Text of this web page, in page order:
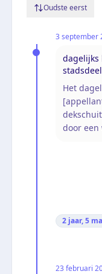
Oudste eerst
3 september
dagelijks
Het
door een
2 jaar, 5
23 februari